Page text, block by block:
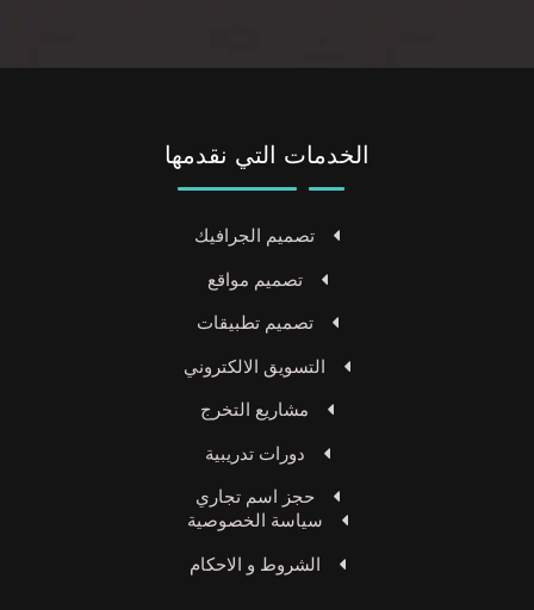
الخدمات التي نقدمها
تصميم الجرافيك
تصميم مواقع
تصميم تطبيقات
التسويق الالكتروني
مشاريع التخرج
دورات تدريبية
حجز اسم تجاري
سياسة الخصوصية
الشروط و الاحكام